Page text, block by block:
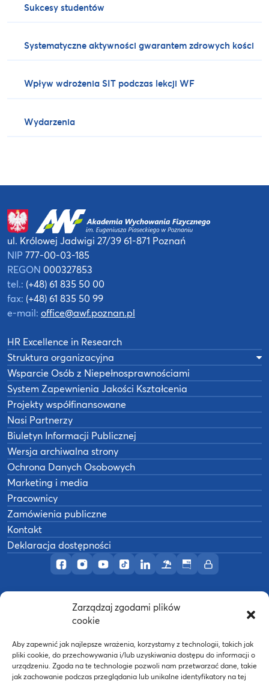
Zarządzaj zgodami plików
cookie
Aby zapewnić jak najlepsze wrażenia, korzystamy z technologii, takich jak
pliki cookie, do przechowywania i/lub uzyskiwania dostępu do informacji o
urządzeniu. Zgoda na te technologie pozwoli nam przetwarzać dane, takie
jak zachowanie podczas przeglądania lub unikalne identyfikatory na tej
Sukcesy studentów
Systematyczne aktywności gwarantem zdrowych kości
Wpływ wdrożenia SIT podczas lekcji WF
Wydarzenia
Profil AWF Poznań w serwisie Facebook
Profil AWF Poznań w serwisie Instagram
Profil AWF Poznań w serwisie YouTube
Profil AWF Poznań w serwisie
Profil AWF Poznań w
OśrodekBiuletynIntranet
ul. Królowej Jadwigi 27/3961-871 Poznań
NIP 777-00-03-185
REGON 000327853
tel.: (+48) 61 835 50 00
fax: (+48) 61 835 50 99
e-mail: office@awf.poznan.pl
HR Excellence in Research
Struktura organizacyjna
Wsparcie Osób z Niepełnosprawnościami
System Zapewnienia Jakości Kształcenia
Projekty współfinansowane
Nasi Partnerzy
Biuletyn Informacji Publicznej
Wersja archiwalna strony
Ochrona Danych Osobowych
Marketing i media
Pracownicy
Zamówienia publiczne
Kontakt
Deklaracja dostępności
Akademia Wychowania Fizycznego w
Wykonanie: nFinity.pl